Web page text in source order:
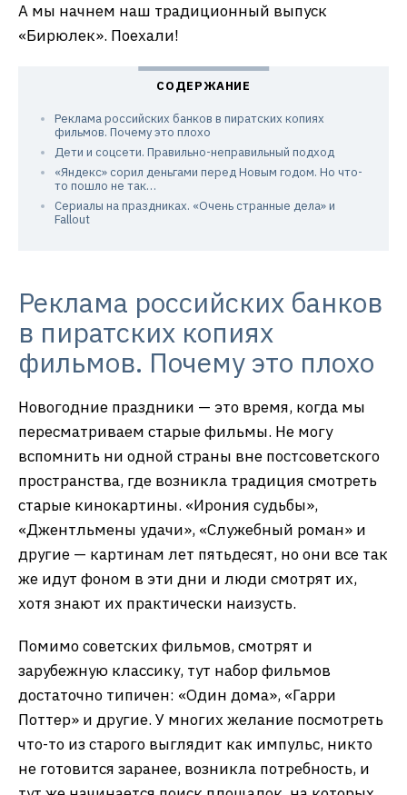
А мы начнем наш традиционный выпуск
«Бирюлек». Поехали!
Реклама российских банков в пиратских копиях
фильмов. Почему это плохо
Дети и соцсети. Правильно-неправильный подход
«Яндекс» сорил деньгами перед Новым годом. Но что-
то пошло не так…
Сериалы на праздниках. «Очень странные дела» и
Fallout
Реклама российских банков
в пиратских копиях
фильмов. Почему это плохо
Новогодние праздники — это время, когда мы
пересматриваем старые фильмы. Не могу
вспомнить ни одной страны вне постсоветского
пространства, где возникла традиция смотреть
старые кинокартины. «Ирония судьбы»,
«Джентльмены удачи», «Служебный роман» и
другие — картинам лет пятьдесят, но они все так
же идут фоном в эти дни и люди смотрят их,
хотя знают их практически наизусть.
Помимо советских фильмов, смотрят и
зарубежную классику, тут набор фильмов
достаточно типичен: «Один дома», «Гарри
Поттер» и другие. У многих желание посмотреть
что-то из старого выглядит как импульс, никто
не готовится заранее, возникла потребность, и